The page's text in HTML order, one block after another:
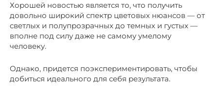
Хорошей новостью является то, что получить
довольно широкий спектр цветовых нюансов — от
светлых и полупрозрачных до темных и густых —
вполне под силу даже не самому умелому
человеку.
Однако, придется поэкспериментировать, чтобы
добиться идеального для себя результата.